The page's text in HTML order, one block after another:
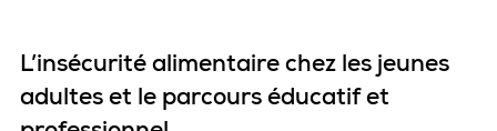
L’insécurité alimentaire chez les jeunes
adultes et le parcours éducatif et